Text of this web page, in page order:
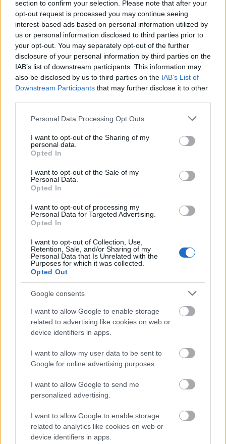
section to confirm your selection. Please note that after your
opt-out request is processed you may continue seeing
interest-based ads based on personal information utilized by
us or personal information disclosed to third parties prior to
your opt-out. You may separately opt-out of the further
disclosure of your personal information by third parties on the
IAB’s list of downstream participants. This information may
also be disclosed by us to third parties on the IAB’s List of
Downstream Participants that may further disclose it to other
Please note that this website/app uses one or more Google
not limited to your visit or usage behaviour. You may click to
grant or deny consent to Google and its third-party tags to
use your data for below specified purposes in below Google
consent section.
Personal Data Processing Opt Outs
I want to opt-out of the Sharing of my
personal data.
Opted In
I want to opt-out of the Sale of my
Personal Data.
Opted In
I want to opt-out of processing my
Personal Data for Targeted Advertising.
Opted In
I want to opt-out of Collection, Use,
Retention, Sale, and/or Sharing of my
Personal Data that Is Unrelated with the
Purposes for which it was collected.
Opted Out
Google consents
I want to allow Google to enable storage
related to advertising like cookies on web or
device identifiers in apps.
I want to allow my user data to be sent to
Google for online advertising purposes.
I want to allow Google to send me
personalized advertising.
I want to allow Google to enable storage
related to analytics like cookies on web or
device identifiers in apps.
Frozen yogurt ή παγωτό; Ποιο είναι τελικά πιο υγιεινό
Η Apple αποφασίζει ποιος μένει και ποιος φεύγει και
οι κανόνες δεν είναι ίδιοι για όλους